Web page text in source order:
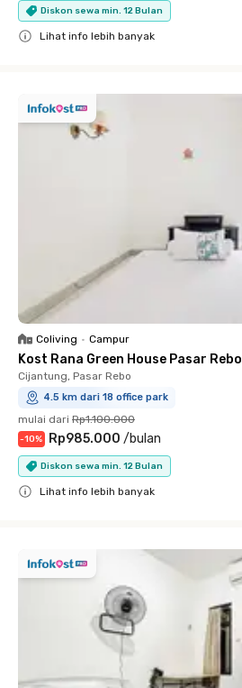
Diskon sewa min. 12 Bulan
Lihat info lebih banyak
Coliving • Campur
Kost Rana Green House Pasar Rebo
Cijantung, Pasar Rebo
4.5 km dari 18 office park
mulai dari Rp1.100.000
-10% Rp985.000 /bulan
Diskon sewa min. 12 Bulan
Lihat info lebih banyak